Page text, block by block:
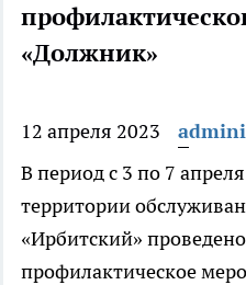
«Должник»
12 апреля 2023
В период с 3 по 7
территории
«Ирбитский»
профилактическое